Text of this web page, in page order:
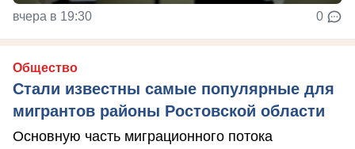
вчера в 19:30 0
Общество
Стали известны самые популярные для
мигрантов районы Ростовской области
Основную часть миграционного потока